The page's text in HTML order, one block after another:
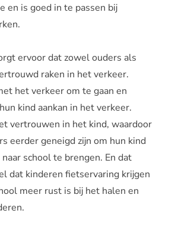
en is goed in te passen bij
ervoor dat zowel ouders als
raken in het verkeer.
het verkeer om te gaan en
kind aankan in het verkeer.
vertrouwen in het kind, waardoor
eerder geneigd zijn om hun kind
school te brengen. En dat
dat kinderen fietservaring krijgen
meer rust is bij het halen en